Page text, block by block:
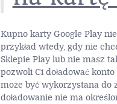
Kupno karty Google Play
przykład wtedy, gdy nie
Sklepie Play lub nie masz
pozwoli Ci doładować
może być wykorzystana do
doładowanie nie ma